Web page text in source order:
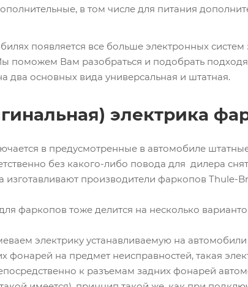
в том числе для питания
появляется все больше электронных
поможем Вам разобраться и подобрать
два основных вида универсальная и штатная.
электрика
в предусмотренные в автомобиле
без какого-либо повода для дилера
производители фаркопов Thule-
фаркопов тоже делится на несколько
электрику устанавливаемую на
фонарей на предмет неисправностей, такая
к разъемам задних фонарей